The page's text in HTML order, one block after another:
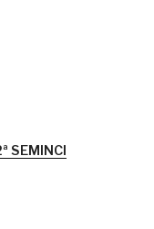
SEMINCI